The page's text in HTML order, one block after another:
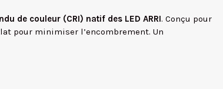
de couleur (CRI) natif des LED ARRI. Conçu pour
pour minimiser l’encombrement. Un